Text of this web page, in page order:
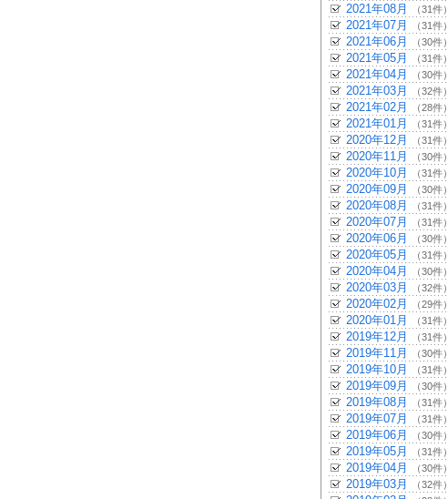
2021年08月 （31件）
2021年07月 （31件）
2021年06月 （30件）
2021年05月 （31件）
2021年04月 （30件）
2021年03月 （32件）
2021年02月 （28件）
2021年01月 （31件）
2020年12月 （31件）
2020年11月 （30件）
2020年10月 （31件）
2020年09月 （30件）
2020年08月 （31件）
2020年07月 （31件）
2020年06月 （30件）
2020年05月 （31件）
2020年04月 （30件）
2020年03月 （32件）
2020年02月 （29件）
2020年01月 （31件）
2019年12月 （31件）
2019年11月 （30件）
2019年10月 （31件）
2019年09月 （30件）
2019年08月 （31件）
2019年07月 （31件）
2019年06月 （30件）
2019年05月 （31件）
2019年04月 （30件）
2019年03月 （32件）